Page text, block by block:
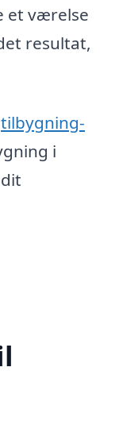
et værelse
resultat,
tilbygning-
i